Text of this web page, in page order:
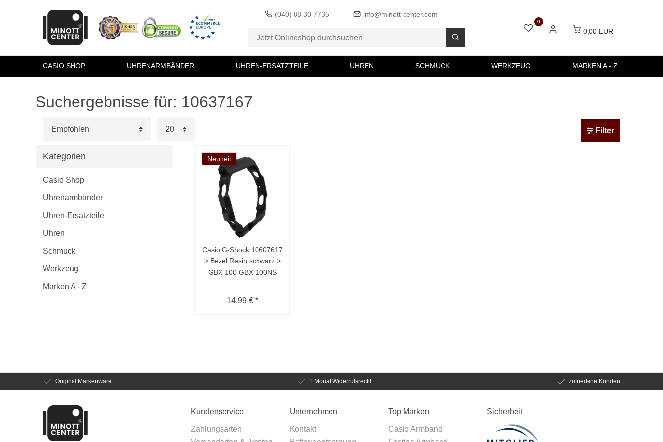
(040) 88 30 7735 info@minott-center.com
0
0,00 EUR
CASIO SHOP UHRENARMBÄNDER UHREN-ERSATZTEILE UHREN SCHMUCK WERKZEUG MARKEN A - Z
Suchergebnisse für: 10637167
Filter
Kategorien
Casio Shop
Uhrenarmbänder
Uhren-Ersatzteile
Uhren
Schmuck
Werkzeug
Marken A - Z
Neuheit
Casio G-Shock 10607617
> Bezel Resin schwarz >
GBX-100 GBX-100NS
14,99 € *
Original Markenware 1 Monat Widerrufsrecht zufriedene Kunden
Kundenservice
Zahlungsarten
Unternehmen
Kontakt
Top Marken
Casio Armband
Sicherheit